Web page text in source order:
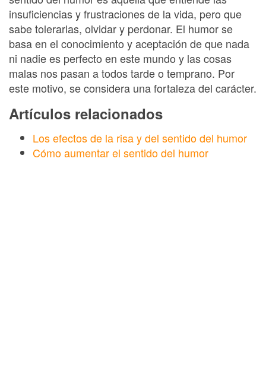
insuficiencias y frustraciones de la vida, pero que
sabe tolerarlas, olvidar y perdonar. El humor se
basa en el conocimiento y aceptación de que nada
ni nadie es perfecto en este mundo y las cosas
malas nos pasan a todos tarde o temprano. Por
este motivo, se considera una fortaleza del carácter.
Artículos relacionados
Los efectos de la risa y del sentido del humor
Cómo aumentar el sentido del humor